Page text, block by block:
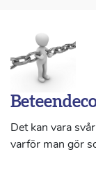
Det kan vara
varför man gör